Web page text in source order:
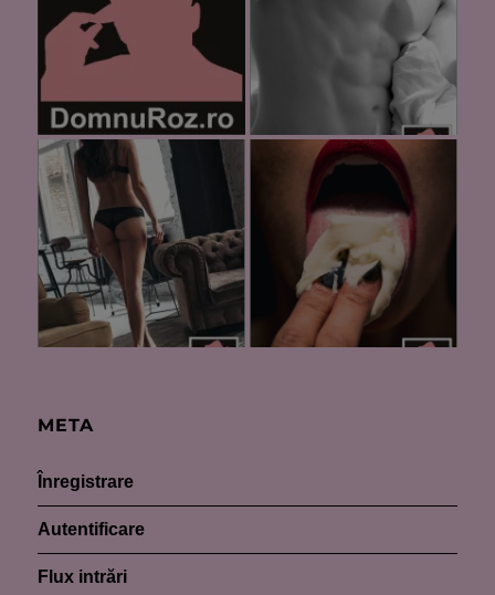
META
Înregistrare
Autentificare
Flux intrări